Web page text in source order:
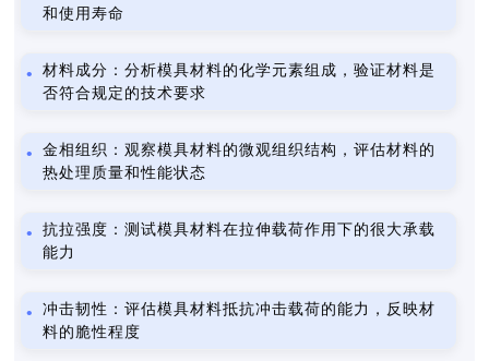
和使用寿命
材料成分：分析模具材料的化学元素组成，验证材料是
否符合规定的技术要求
金相组织：观察模具材料的微观组织结构，评估材料的
热处理质量和性能状态
抗拉强度：测试模具材料在拉伸载荷作用下的很大承载
能力
冲击韧性：评估模具材料抵抗冲击载荷的能力，反映材
料的脆性程度